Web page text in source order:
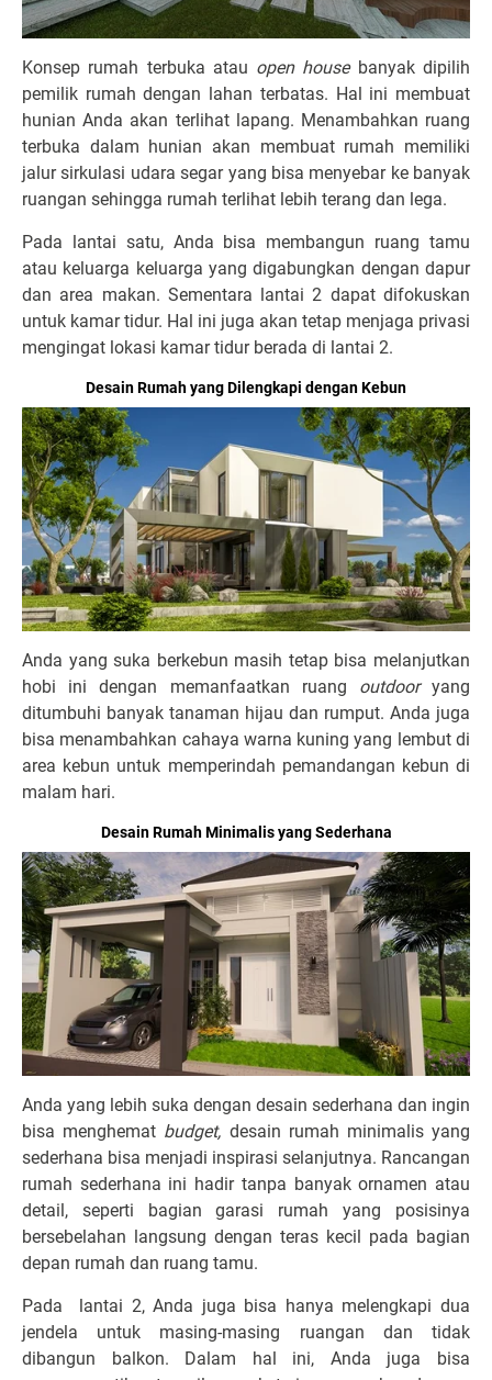
Konsep rumah terbuka atau open house banyak dipilih
pemilik rumah dengan lahan terbatas. Hal ini membuat
hunian Anda akan terlihat lapang. Menambahkan ruang
terbuka dalam hunian akan membuat rumah memiliki
jalur sirkulasi udara segar yang bisa menyebar ke banyak
ruangan sehingga rumah terlihat lebih terang dan lega.
Pada lantai satu, Anda bisa membangun ruang tamu
atau keluarga keluarga yang digabungkan dengan dapur
dan area makan. Sementara lantai 2 dapat difokuskan
untuk kamar tidur. Hal ini juga akan tetap menjaga privasi
mengingat lokasi kamar tidur berada di lantai 2.
Desain Rumah yang Dilengkapi dengan Kebun
Anda yang suka berkebun masih tetap bisa melanjutkan
hobi ini dengan memanfaatkan ruang outdooryang
ditumbuhi banyak tanaman hijau dan rumput. Anda juga
bisa menambahkan cahaya warna kuning yang lembut di
area kebun untuk memperindah pemandangan kebun di
malam hari.
Desain Rumah Minimalis yang Sederhana
Anda yang lebih suka dengan desain sederhana dan ingin
bisa menghemat budget, desain rumah minimalis yang
sederhana bisa menjadi inspirasi selanjutnya. Rancangan
rumah sederhana ini hadir tanpa banyak ornamen atau
detail, seperti bagian garasi rumah yang posisinya
bersebelahan langsung dengan teras kecil pada bagian
depan rumah dan ruang tamu.
Pada lantai 2, Anda juga bisa hanya melengkapi dua
jendela untuk masing-masing ruangan dan tidak
dibangun balkon. Dalam hal ini, Anda juga bisa